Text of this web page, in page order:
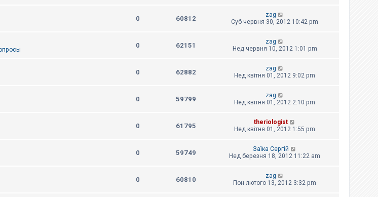
0 60812
zag
Суб червня 30, 2012 10:42 pm
0 62151
zag
Нед червня 10, 2012 1:01 pm
0 62882
zag
Нед квітня 01, 2012 9:02 pm
0 59799
zag
Нед квітня 01, 2012 2:10 pm
0 61795
theriologist
Нед квітня 01, 2012 1:55 pm
0 59749
Заїка Сергій
Нед березня 18, 2012 11:22 am
0 60810
zag
Пон лютого 13, 2012 3:32 pm